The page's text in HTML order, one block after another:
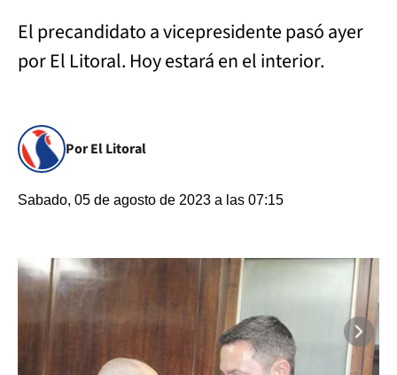
El precandidato a vicepresidente pasó ayer
por El Litoral. Hoy estará en el interior.
Por El Litoral
Sabado, 05 de agosto de 2023 a las 07:15